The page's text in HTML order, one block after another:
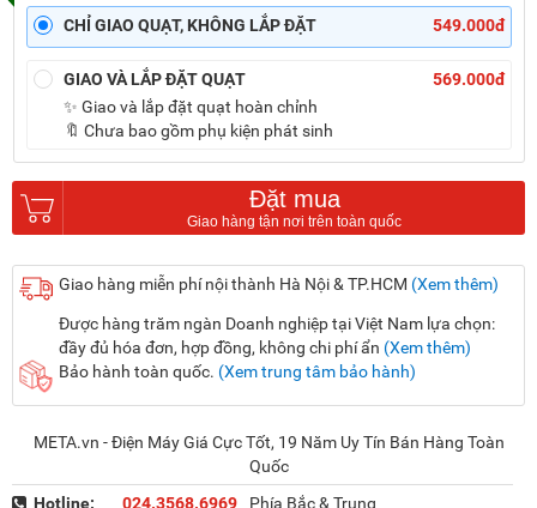
CHỈ GIAO QUẠT, KHÔNG LẮP ĐẶT 549.000đ
GIAO VÀ LẮP ĐẶT QUẠT
569.000đ
✨ Giao và lắp đặt quạt hoàn chỉnh
🔖 Chưa bao gồm phụ kiện phát sinh
Đặt mua
Giao hàng miễn phí nội thành Hà Nội & TP.HCM (Xem thêm)
Được hàng trăm ngàn Doanh nghiệp tại Việt Nam lựa chọn:
đầy đủ hóa đơn, hợp đồng, không chi phí ẩn (Xem thêm)
Bảo hành toàn quốc. (Xem trung tâm bảo hành)
META.vn - Điện Máy Giá Cực Tốt, 19 Năm Uy Tín Bán Hàng Toàn
Quốc
Hotline:
024.3568.6969
Phía Bắc & Trung